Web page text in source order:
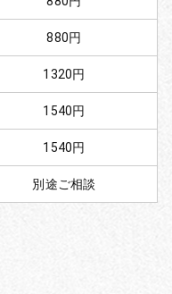
880円
1320円
1540円
1540円
別途ご相談